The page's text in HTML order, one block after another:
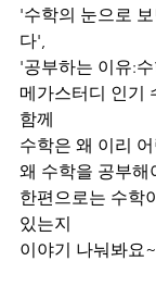
'수학의 눈으로
다',
'공부하는 이유:
메가스터디 인기
함께
수학은 왜 이리
왜 수학을 공부해
한편으로는 수학
있는지
이야기 나눠봐요~